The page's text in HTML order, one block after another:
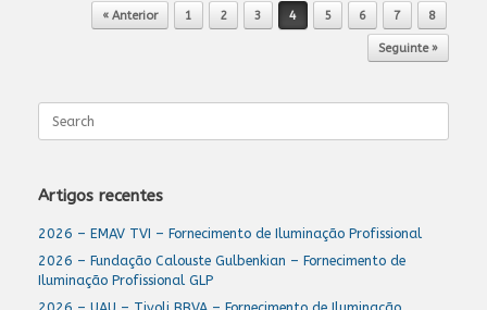
Post navigation
« Anterior 1 2 3 4 5 6 7 8
Seguinte »
for:
Artigos recentes
2026 – EMAV TVI – Fornecimento de Iluminação Profissional
2026 – Fundação Calouste Gulbenkian – Fornecimento de
Iluminação Profissional GLP